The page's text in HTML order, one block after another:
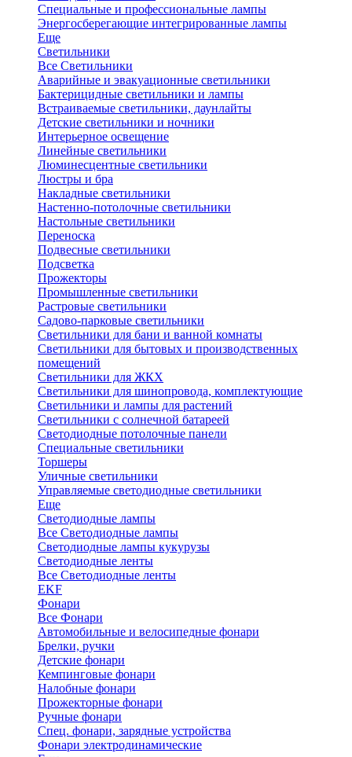
Специальные и профессиональные лампы
Энергосберегающие интегрированные лампы
Еще
Светильники
Все Светильники
Аварийные и эвакуационные светильники
Бактерицидные светильники и лампы
Встраиваемые светильники, даунлайты
Детские светильники и ночники
Интерьерное освещение
Линейные светильники
Люминесцентные светильники
Люстры и бра
Накладные светильники
Настенно-потолочные светильники
Настольные светильники
Переноска
Подвесные светильники
Подсветка
Прожекторы
Промышленные светильники
Растровые светильники
Садово-парковые светильники
Светильники для бани и ванной комнаты
Светильники для бытовых и производственных
помещений
Светильники для ЖКХ
Светильники для шинопровода, комплектующие
Светильники и лампы для растений
Светильники с солнечной батареей
Светодиодные потолочные панели
Специальные светильники
Торшеры
Уличные светильники
Управляемые светодиодные светильники
Еще
Светодиодные лампы
Все Светодиодные лампы
Светодиодные лампы кукурузы
Светодиодные ленты
Все Светодиодные ленты
EKF
Фонари
Все Фонари
Автомобильные и велосипедные фонари
Брелки, ручки
Детские фонари
Кемпинговые фонари
Налобные фонари
Прожекторные фонари
Ручные фонари
Спец. фонари, зарядные устройства
Фонари электродинамические